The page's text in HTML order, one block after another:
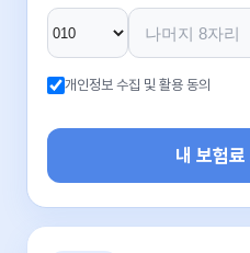
개인정보 수집 및 활용 동의
내 보험료